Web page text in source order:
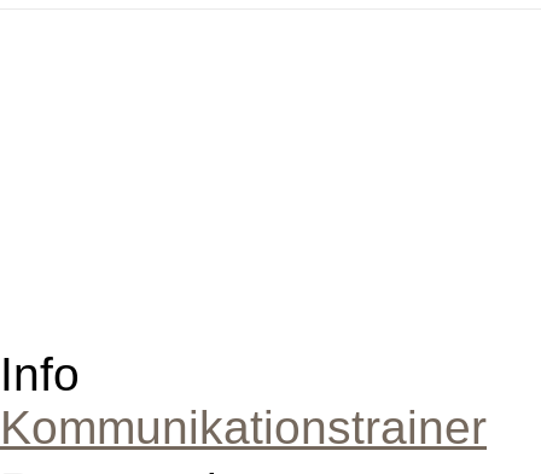
Info
Kommunikationstrainer